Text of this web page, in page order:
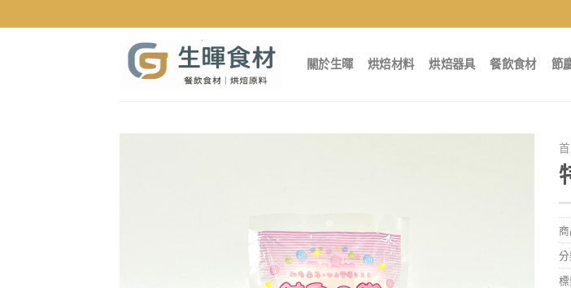
to
關於生暉 烘焙材料 烘焙器具 餐飲食材 節
商
分
標